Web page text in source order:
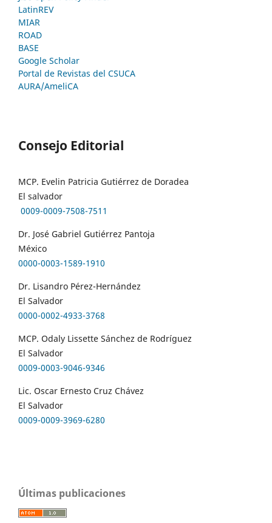
LatinREV
MIAR
ROAD
BASE
Google Scholar
Portal de Revistas del CSUCA
AURA/AmeliCA
Consejo Editorial
MCP. Evelin Patricia Gutiérrez de Doradea
El salvador
0009-0009-7508-7511
Dr. José Gabriel Gutiérrez Pantoja
México
0000-0003-1589-1910
Dr. Lisandro Pérez-Hernández
El Salvador
0000-0002-4933-3768
MCP. Odaly Lissette Sánchez de Rodríguez
El Salvador
0009-0003-9046-9346
Lic. Oscar Ernesto Cruz Chávez
El Salvador
0009-0009-3969-6280
Últimas publicaciones